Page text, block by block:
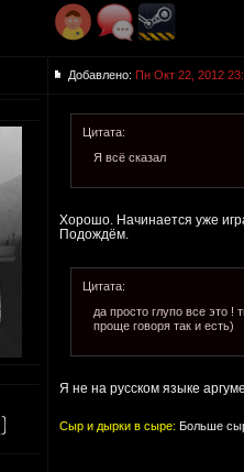
Добавлено: Пн Окт 22, 2012
Цитата:
Я всё сказал
Хорошо. Начинается уже
Подождём.
Цитата:
да просто глупо все это
проще говоря так и есть)
Я не на русском языке
Сыр и дырки в сыре: Больше